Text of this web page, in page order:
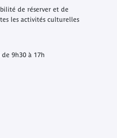
de réserver et de
les activités culturelles
9h30 à 17h